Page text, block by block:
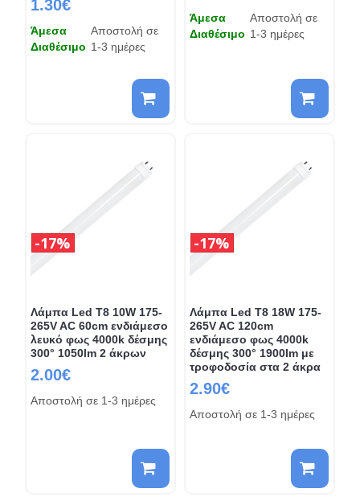
1.30€
Άμεσα
Διαθέσιμο
Αποστολή σε
1-3 ημέρες
Άμεσα
Διαθέσιμο
Αποστολή σε
1-3 ημέρες
Λάμπα Led T8 10W 175-
265V AC 60cm ενδιάμεσο
λευκό φως 4000k δέσμης
300° 1050lm 2 άκρων
2.00€
17%
Αποστολή σε 1-3 ημέρες
Λάμπα Led T8 18W 175-
265V AC 120cm
ενδιάμεσο φως 4000k
δέσμης 300° 1900lm με
τροφοδοσία στα 2 άκρα
2.90€
17%
Αποστολή σε 1-3 ημέρες